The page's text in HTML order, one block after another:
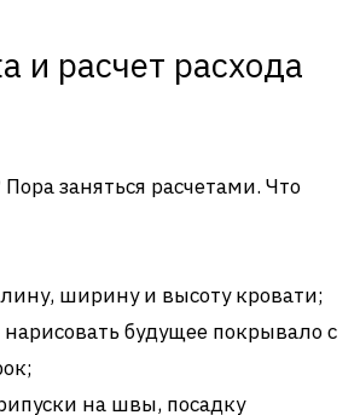
и расчет расхода
заняться расчетами. Что
ширину и высоту кровати;
будущее покрывало с
на швы, посадку